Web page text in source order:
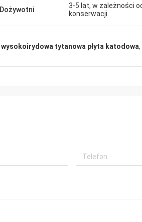
Dożywotni
3-5 lat, w zależności
konserwacji
wysokoirydowa tytanowa płyta katodowa,